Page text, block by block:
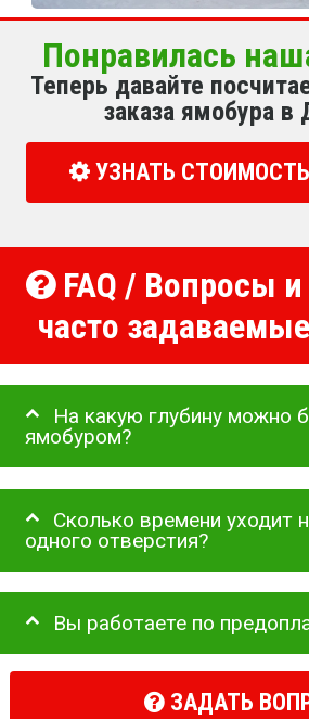
Понравилась
Теперь давайте
заказа ямобура в
УЗНАТЬ
FAQ / Вопросы
часто
На какую глубину можно
ямобуром?
Сколько времени уходит
одного отверстия?
Вы работаете по
ЗАДАТЬ